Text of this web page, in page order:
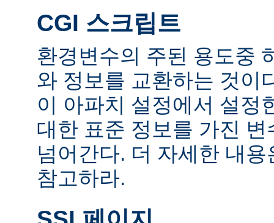
CGI 스크립트
환경변수의 주된 용도중
와 정보를 교환하는 것이
이 아파치 설정에서 설정
대한 표준 정보를 가진
넘어간다. 더 자세한 내
참고하라.